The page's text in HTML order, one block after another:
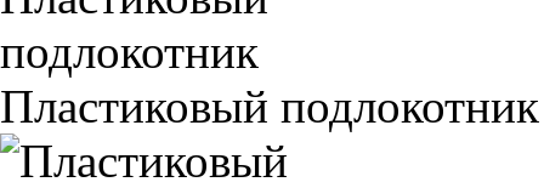
Пластиковый подлокотник